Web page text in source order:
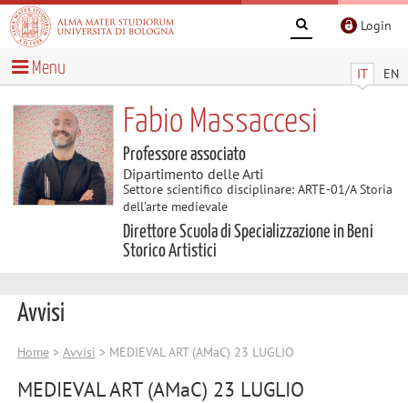
Login
IT EN
Menu
Fabio Massaccesi
Professore associato
Dipartimento delle Arti
Settore scientifico disciplinare: ARTE-01/A Storia
dell’arte medievale
Direttore Scuola di Specializzazione in Beni
Storico Artistici
Avvisi
Home> Avvisi > MEDIEVAL ART (AMaC) 23 LUGLIO
MEDIEVAL ART (AMaC) 23 LUGLIO